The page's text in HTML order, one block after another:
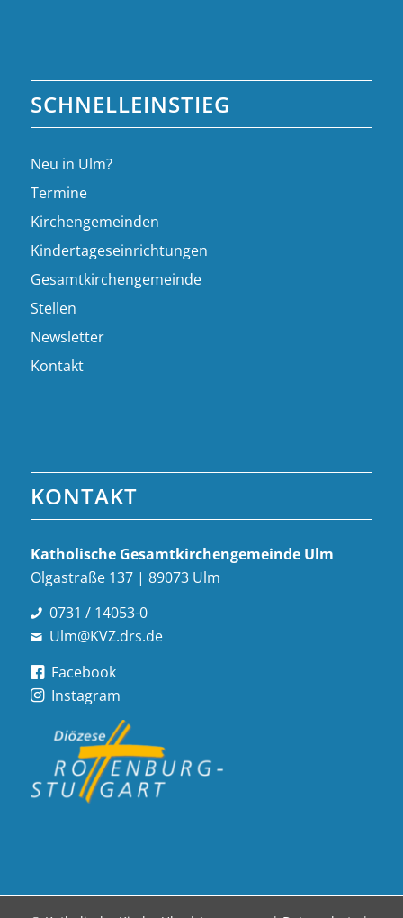
SCHNELLEINSTIEG
Neu in Ulm?
Termine
Kirchengemeinden
Kindertageseinrichtungen
Gesamtkirchengemeinde
Stellen
Newsletter
Kontakt
KONTAKT
Katholische Gesamt­kirchen­gemeinde Ulm
Olgastraße 137 | 89073 Ulm
0731 / 14053-0
Ulm@KVZ.drs.de
Facebook
Instagram